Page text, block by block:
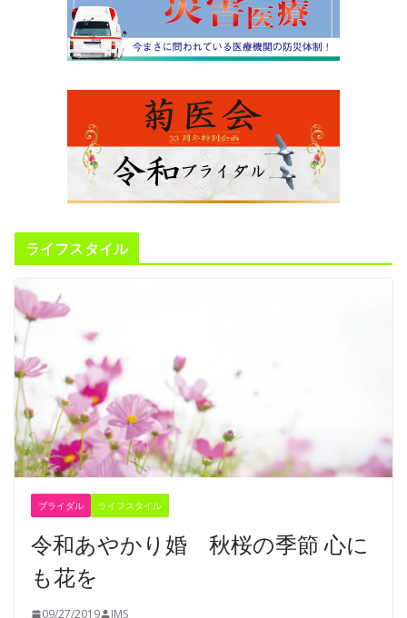
ライフスタイル
ブライダル ライフスタイル
令和あやかり婚 秋桜の季節 心に
も花を
09/27/2019 JMS